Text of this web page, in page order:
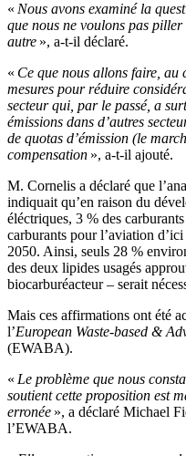
« Nous avons examiné la
que nous ne voulons pas
autre », a-t-il déclaré.
« Ce que nous allons faire, au
mesures pour réduire
secteur qui, par le passé, a
émissions dans d’autres
de quotas d’émission (le
compensation », a-t-il ajouté.
M. Cornelis a déclaré que
indiquait qu’en raison du
éléctriques, 3 % des
carburants pour l’aviation
2050. Ainsi, seuls 28 %
des deux lipides usagés
biocarburéacteur – serait
Mais ces affirmations ont été
l’European Waste-based &
(EWABA).
« Le problème que nous
soutient cette proposition est
erronée », a déclaré Michael
l’EWABA.